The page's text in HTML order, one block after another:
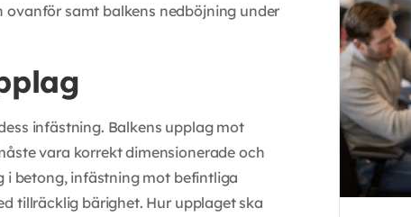
samt balkens nedböjning under
infästning. Balkens upplag mot
vara korrekt dimensionerade och
i betong, infästning mot befintliga
tillräcklig bärighet. Hur upplaget ska